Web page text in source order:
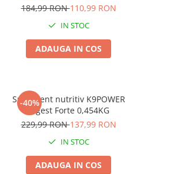
184,99 RON110,99 RON
IN STOC
ADAUGA IN COS
-40%
Supliment nutritiv K9POWER
Digest Forte 0,454KG
229,99 RON137,99 RON
IN STOC
ADAUGA IN COS